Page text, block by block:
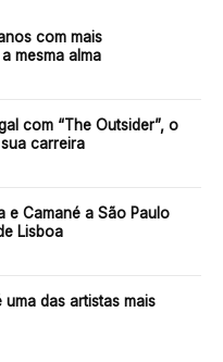
com mais
mesma alma
com “The Outsider”, o
carreira
e Camané a São Paulo
Lisboa
uma das artistas mais